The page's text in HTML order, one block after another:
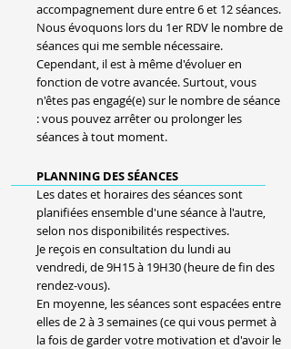
accompagnement dure entre 6 et 12 séances.
Nous évoquons lors du 1er RDV le nombre de
séances qui me semble nécessaire.
Cependant, il est à même d'évoluer en
fonction de votre avancée. Surtout, vous
n'êtes pas engagé(e) sur le nombre de séance
: vous pouvez arrêter ou prolonger les
séances à tout moment.
PLANNING DES SÉANCES
Les dates et horaires des séances sont
planifiées ensemble d'une séance à l'autre,
selon nos disponibilités respectives.
Je reçois en consultation du lundi au
vendredi, de 9H15 à 19H30 (heure de fin des
rendez-vous).
En moyenne, les séances sont espacées entre
elles de 2 à 3 semaines (ce qui vous permet à
la fois de garder votre motivation et d'avoir le